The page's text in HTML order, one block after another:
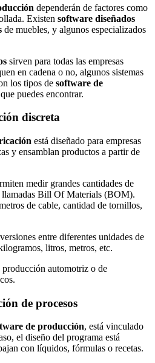
dependerán de factores como
Existen software diseñados
de muebles, y algunos especializados
sirven para todas las empresas
en cadena o no, algunos sistemas
los tipos de software de
que puedes encontrar.
discreta
está diseñado para empresas
y ensamblan productos a partir de
medir grandes cantidades de
llamadas Bill Of Materials (BOM).
de cable, cantidad de tornillos,
entre diferentes unidades de
litros, metros, etc.
producción automotriz o de
de procesos
de producción, está vinculado
el diseño del programa está
con líquidos, fórmulas o recetas.